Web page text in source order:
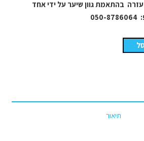
בהתאמת גוון שיער על ידי אחד
תיאור